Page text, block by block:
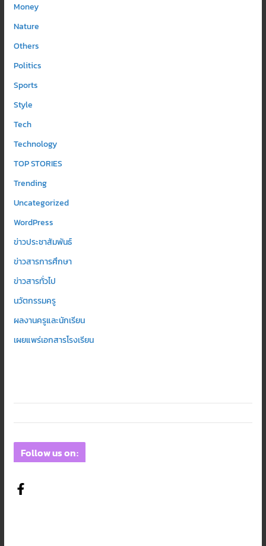
Money
Nature
Others
Politics
Sports
Style
Tech
Technology
TOP STORIES
Trending
Uncategorized
WordPress
ข่าวประชาสัมพันธ์
ข่าวสารการศึกษา
ข่าวสารทั่วไป
นวัตกรรมครู
ผลงานครูและนักเรียน
เผยแพร่เอกสารโรงเรียน
Follow us on: